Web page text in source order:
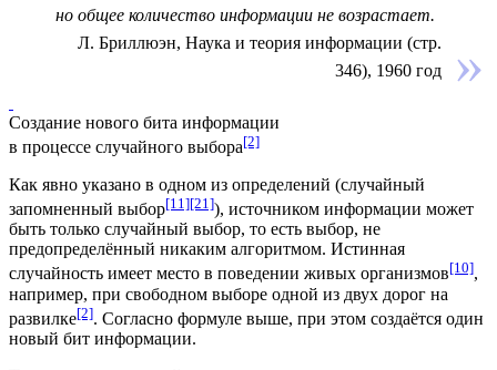
но общее количество информации не возрастает.
Л. Бриллюэн, Наука и теория информации (стр.
346), 1960 год
Создание нового бита информации
в процессе случайного выбора[2]
Как явно указано в одном из определений (случайный
запомненный выбор[11][21]), источником информации может
быть только случайный выбор, то есть выбор, не
предопределённый никаким алгоритмом. Истинная
случайность имеет место в поведении живых организмов[10],
например, при свободном выборе одной из двух дорог на
развилке[2]. Согласно формуле выше, при этом создаётся один
новый бит информации.